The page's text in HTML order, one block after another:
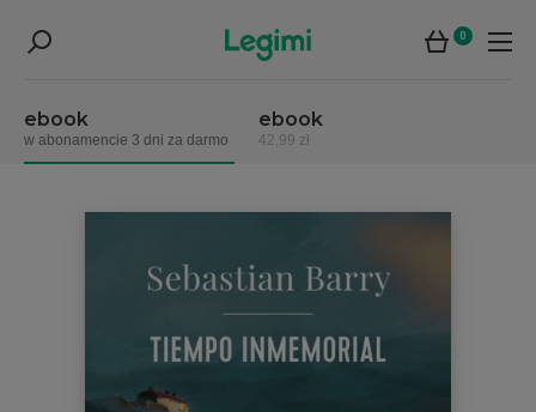
0
ebook
w abonamencie 3 dni za darmo
ebook
42,99 zł